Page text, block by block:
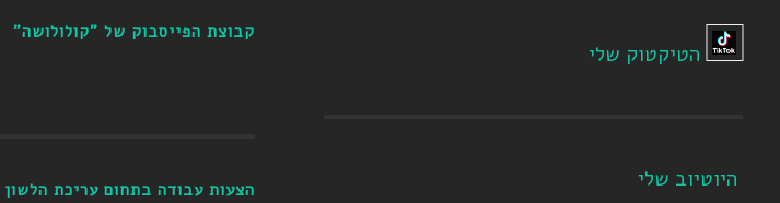
הטיקטוק שלי
היוטיוב שלי
קבוצת הפייסבוק של "קולולושה"
הצעות עבודה בתחום עריכת הלשון